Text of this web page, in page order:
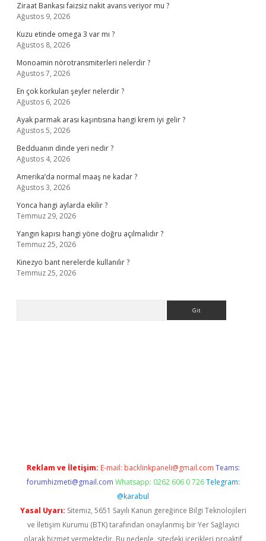
Ziraat Bankası faizsiz nakit avans veriyor mu ?
Ağustos 9, 2026
Kuzu etinde omega 3 var mı ?
Ağustos 8, 2026
Monoamin nörotransmiterleri nelerdir ?
Ağustos 7, 2026
En çok korkulan şeyler nelerdir ?
Ağustos 6, 2026
Ayak parmak arası kaşıntısına hangi krem iyi gelir ?
Ağustos 5, 2026
Bedduanın dinde yeri nedir ?
Ağustos 4, 2026
Amerika’da normal maaş ne kadar ?
Ağustos 3, 2026
Yonca hangi aylarda ekilir ?
Temmuz 29, 2026
Yangın kapısı hangi yöne doğru açılmalıdır ?
Temmuz 25, 2026
Kinezyo bant nerelerde kullanılır ?
Temmuz 25, 2026
Reklam ve İletişim: E-mail: backlinkpaneli@gmail.com Teams:
forumhizmeti@gmail.com Whatsapp: 0262 606 0 726 Telegram:
@karabul
Yasal Uyarı: Sitemiz, 5651 Sayılı Kanun gereğince Bilgi Teknolojileri
ve İletişim Kurumu (BTK) tarafından onaylanmış bir Yer Sağlayıcı
olarak hizmet vermektedir. Bu nedenle, sitedeki içerikleri proaktif